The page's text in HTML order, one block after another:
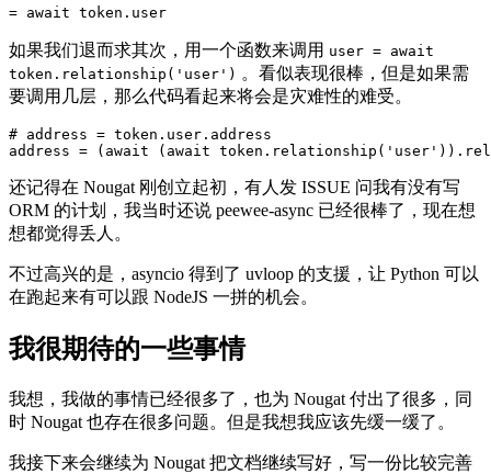
= await token.user
如果我们退而求其次，用一个函数来调用 user = await
token.relationship('user') 。看似表现很棒，但是如果需
要调用几层，那么代码看起来将会是灾难性的难受。
# address = token.user.address
还记得在 Nougat 刚创立起初，有人发 ISSUE 问我有没有写
ORM 的计划，我当时还说 peewee-async 已经很棒了，现在想
想都觉得丢人。
不过高兴的是，asyncio 得到了 uvloop 的支援，让 Python 可以
在跑起来有可以跟 NodeJS 一拼的机会。
我很期待的一些事情
我想，我做的事情已经很多了，也为 Nougat 付出了很多，同
时 Nougat 也存在很多问题。但是我想我应该先缓一缓了。
我接下来会继续为 Nougat 把文档继续写好，写一份比较完善